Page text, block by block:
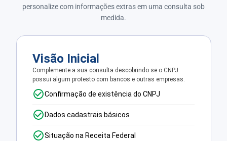
personalize com informações extras em uma consulta sob
medida.
Visão Inicial
Complemente a sua consulta descobrindo se o CNPJ
possui algum protesto com bancos e outras empresas.
Confirmação de existência do CNPJ
Dados cadastrais básicos
Situação na Receita Federal